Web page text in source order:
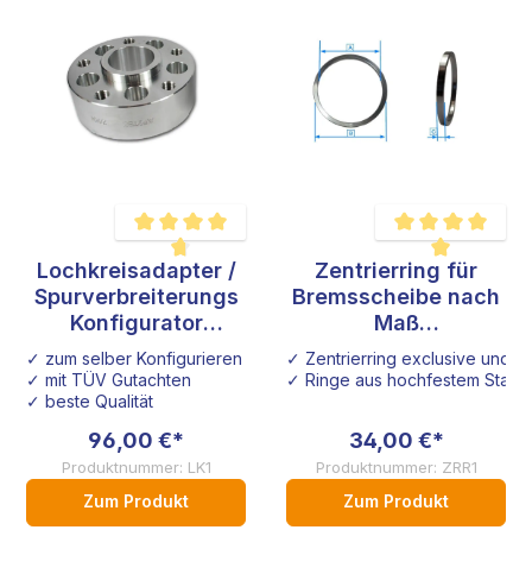
Durchschnittliche Bewertung von 4.8 von 5 Sternen
Lochkreisadapter /
Spurverbreiterungs
Konfigurator
Sonderanfertigung
✓ zum selber Konfigurieren
✓ mit TÜV Gutachten
✓ beste Qualität
96,00 €*
Produktnummer: LK1
Zum Produkt
Durchschnittliche
Zentrierring für
Bremsscheibe nach
Maß
Sonderanfertigung
Audi VW Seat Opel
✓ Zentrierring exclusive und
✓ Ringe aus hochfestem Stahl
34,00 €*
Produktnummer: ZRR1
Zum Produkt